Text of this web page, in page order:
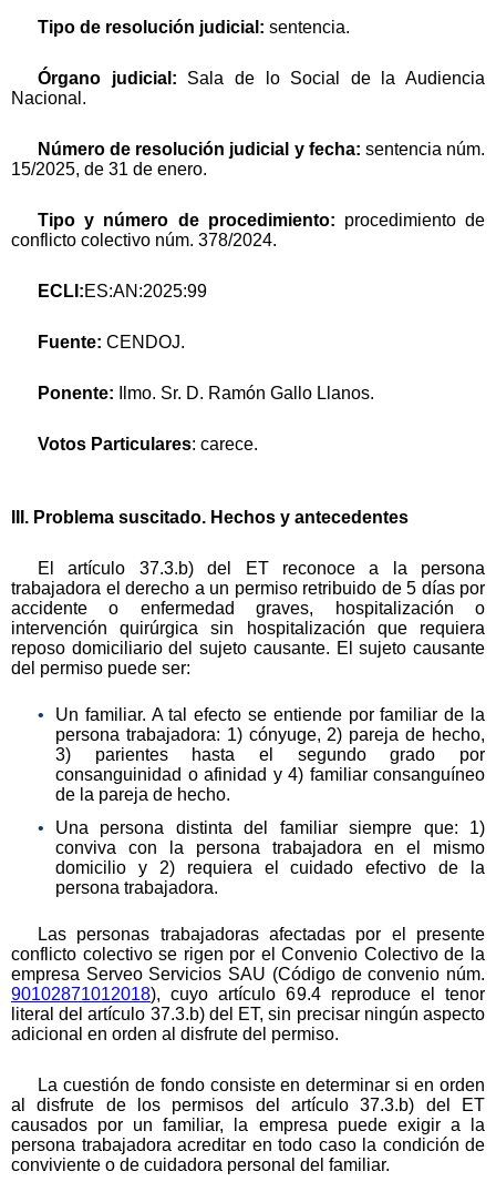
Tipo de resolución judicial: sentencia.
Órgano judicial: Sala de lo Social de la Audiencia
Nacional.
Número de resolución judicial y fecha: sentencia núm.
15/2025, de 31 de enero.
Tipo y número de procedimiento: procedimiento de
conflicto colectivo núm. 378/2024.
ECLI:ES:AN:2025:99
Fuente: CENDOJ.
Ponente: Ilmo. Sr. D. Ramón Gallo Llanos.
Votos Particulares: carece.
III. Problema suscitado. Hechos y antecedentes
El artículo 37.3.b) del ET reconoce a la persona
trabajadora el derecho a un permiso retribuido de 5 días por
accidente o enfermedad graves, hospitalización o
intervención quirúrgica sin hospitalización que requiera
reposo domiciliario del sujeto causante. El sujeto causante
del permiso puede ser:
Un familiar. A tal efecto se entiende por familiar de la
persona trabajadora: 1) cónyuge, 2) pareja de hecho,
3) parientes hasta el segundo grado por
consanguinidad o afinidad y 4) familiar consanguíneo
de la pareja de hecho.
Una persona distinta del familiar siempre que: 1)
conviva con la persona trabajadora en el mismo
domicilio y 2) requiera el cuidado efectivo de la
persona trabajadora.
Las personas trabajadoras afectadas por el presente
conflicto colectivo se rigen por el Convenio Colectivo de la
empresa Serveo Servicios SAU (Código de convenio núm.
90102871012018), cuyo artículo 69.4 reproduce el tenor
literal del artículo 37.3.b) del ET, sin precisar ningún aspecto
adicional en orden al disfrute del permiso.
La cuestión de fondo consiste en determinar si en orden
al disfrute de los permisos del artículo 37.3.b) del ET
causados por un familiar, la empresa puede exigir a la
persona trabajadora acreditar en todo caso la condición de
conviviente o de cuidadora personal del familiar.